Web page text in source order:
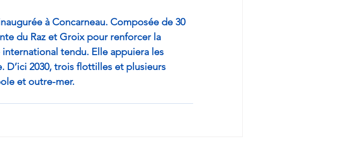
à Concarneau. Composée de 30
du Raz et Groix pour renforcer la
tendu. Elle appuiera les
D’ici 2030, trois flottilles et plusieurs
et outre-mer.